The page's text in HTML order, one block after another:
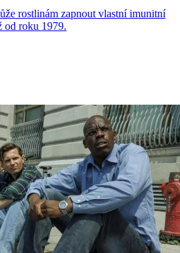
rostlinám zapnout vlastní imunitní
od roku 1979.